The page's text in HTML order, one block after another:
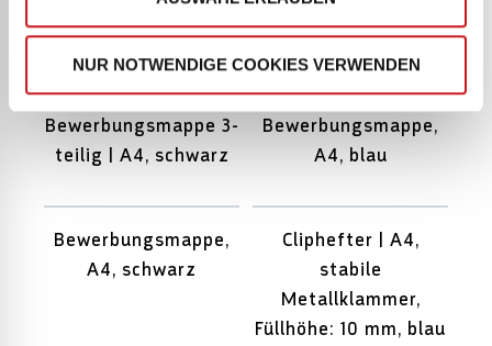
NUR NOTWENDIGE COOKIES VERWENDEN
Bewerbungsmappe 3-
teilig | A4, blau
Bewerbungsmappe 3-
teilig | A4, chamois
Bewerbungsmappe 3-
teilig | A4, schwarz
Bewerbungsmappe,
A4, blau
Bewerbungsmappe,
A4, schwarz
Cliphefter | A4,
stabile
Metallklammer,
Füllhöhe: 10 mm, blau